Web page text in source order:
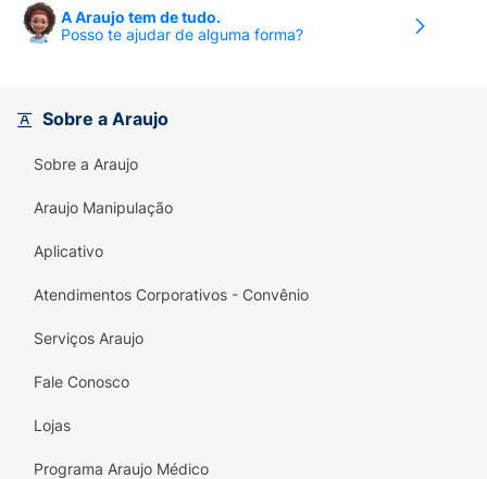
A Araujo tem de tudo.
Posso te ajudar de alguma forma?
Sobre a Araujo
Sobre a Araujo
Araujo Manipulação
Aplicativo
Atendimentos Corporativos - Convênio
Serviços Araujo
Fale Conosco
Lojas
Programa Araujo Médico